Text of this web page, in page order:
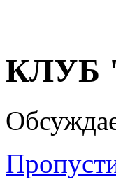
КЛУБ